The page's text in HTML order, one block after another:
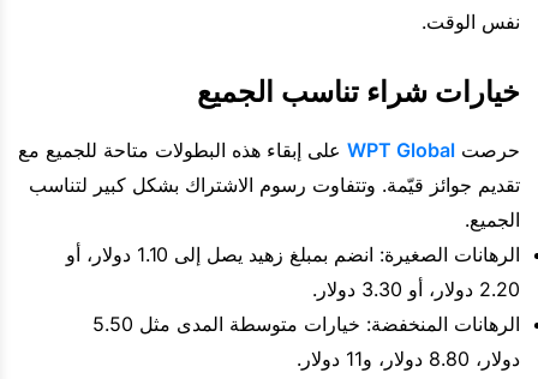
نفس الوقت.
خيارات شراء تناسب الجميع
حرصت WPT Global على إبقاء هذه البطولات متاحة للجميع مع
تقديم جوائز قيّمة. وتتفاوت رسوم الاشتراك بشكل كبير لتناسب
الجميع.
الرهانات الصغيرة: انضم بمبلغ زهيد يصل إلى 1.10 دولار، أو
2.20 دولار، أو 3.30 دولار.
الرهانات المنخفضة: خيارات متوسطة المدى مثل 5.50
دولار، 8.80 دولار، و11 دولار.